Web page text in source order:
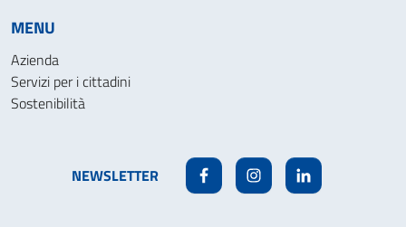
MENU
Azienda
Servizi per i cittadini
Sostenibilità
NEWSLETTER FacebookInstagramLinkedin